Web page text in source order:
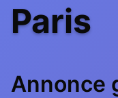
Paris
Annonce